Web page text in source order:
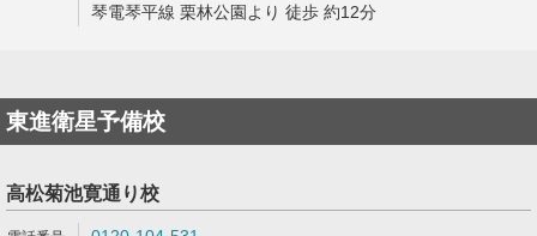
琴電琴平線 栗林公園より 徒歩 約12分
東進衛星予備校
高松菊池寛通り校